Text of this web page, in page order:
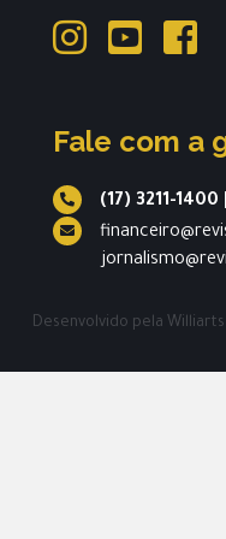
Fale com a
(17) 3211-1400
Desenvolvido pela